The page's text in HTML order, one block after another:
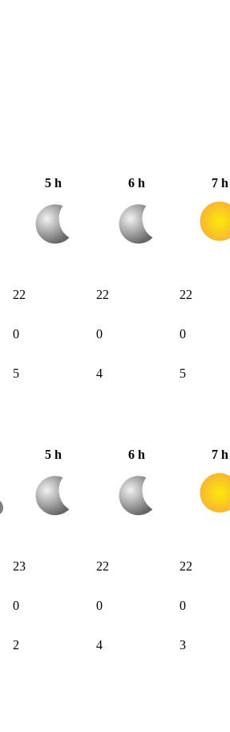
5 h 6 h 7 h
22 22 22
0 0 0
5 4 5
5 h 6 h 7 h
23 22 22
0 0 0
2 4 3